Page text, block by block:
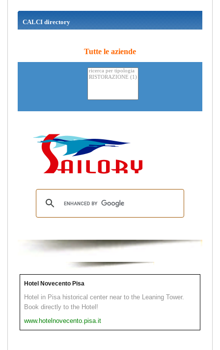
CALCI directory
Tutte le aziende
Hotel Novecento Pisa
Hotel in Pisa historical center near to the Leaning Tower.
Book directly to the Hotel!
www.hotelnovecento.pisa.it